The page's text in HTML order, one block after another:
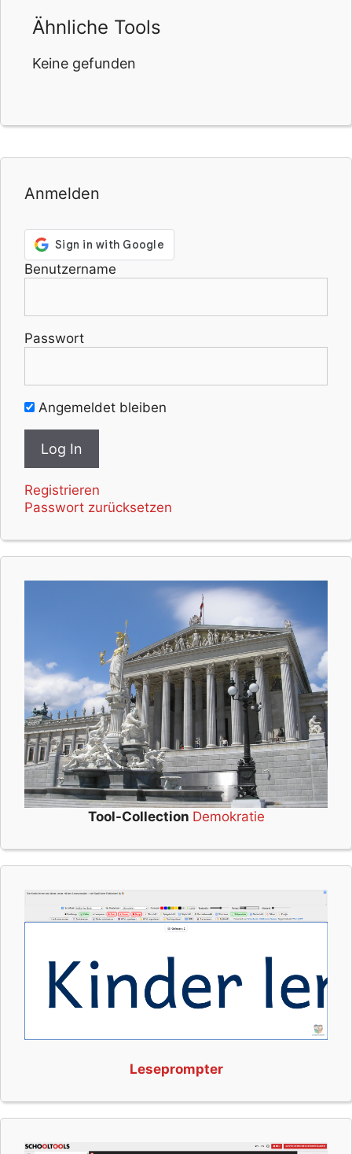
Ähnliche Tools
Keine gefunden
Anmelden
Benutzername
Passwort
Angemeldet bleiben
Registrieren
Passwort zurücksetzen
Tool-Collection Demokratie
Leseprompter